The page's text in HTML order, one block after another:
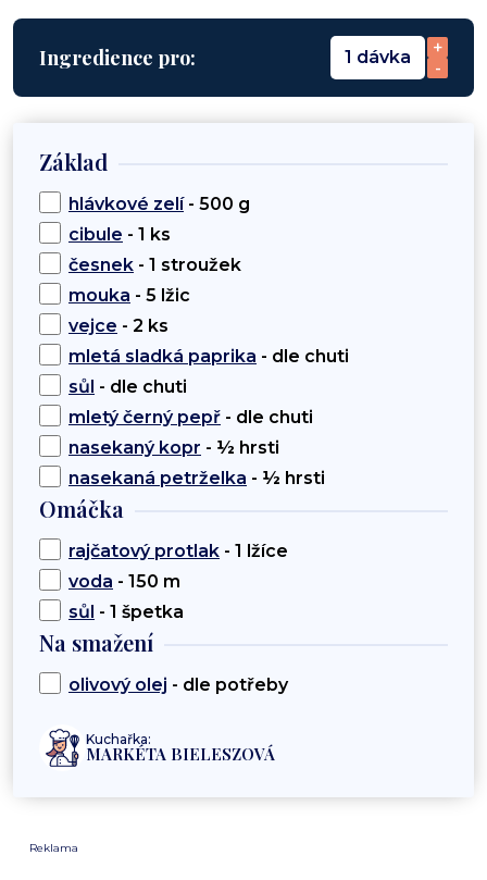
Ingredience pro: 1 dávka
+
-
Základ
hlávkové zelí- 500 g
cibule - 1 ks
česnek - 1 stroužek
mouka - 5 lžic
vejce - 2 ks
mletá sladká paprika - dle chuti
sůl - dle chuti
mletý černý pepř - dle chuti
nasekaný kopr - ½ hrsti
nasekaná petrželka - ½ hrsti
Omáčka
rajčatový protlak - 1 lžíce
voda - 150 m
sůl - 1 špetka
Na smažení
olivový olej - dle potřeby
Kuchařka:
MARKÉTA BIELESZOVÁ
Reklama